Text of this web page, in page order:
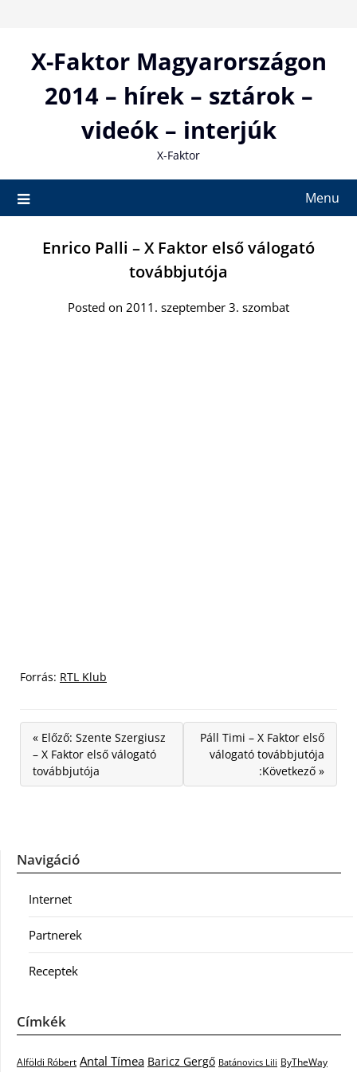
contentX-Faktor Magyarországon
2014 – hírek – sztárok –
videók – interjúk
X-Faktor
Menu
Enrico Palli – X Faktor első válogató
továbbjutója
Posted on 2011. szeptember 3. szombat
Forrás: RTL Klub
« Előző: Szente Szergiusz
– X Faktor első válogató
továbbjutója
Páll Timi – X Faktor első
válogató továbbjutója
:Következő »
Navigáció
Internet
Partnerek
Receptek
Címkék
Alföldi Róbert Antal Tímea Baricz Gergő Batánovics Lili ByTheWay